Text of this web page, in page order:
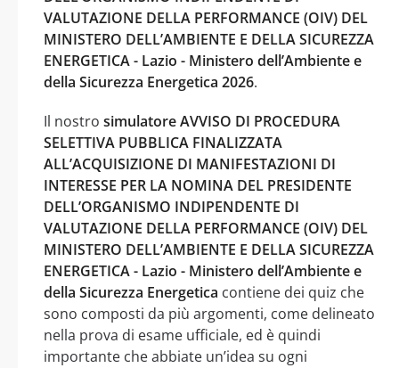
VALUTAZIONE DELLA PERFORMANCE (OIV) DEL
MINISTERO DELL’AMBIENTE E DELLA SICUREZZA
ENERGETICA - Lazio - Ministero dell’Ambiente e
della Sicurezza Energetica 2026.
Il nostro simulatore AVVISO DI PROCEDURA
SELETTIVA PUBBLICA FINALIZZATA
ALL’ACQUISIZIONE DI MANIFESTAZIONI DI
INTERESSE PER LA NOMINA DEL PRESIDENTE
DELL’ORGANISMO INDIPENDENTE DI
VALUTAZIONE DELLA PERFORMANCE (OIV) DEL
MINISTERO DELL’AMBIENTE E DELLA SICUREZZA
ENERGETICA - Lazio - Ministero dell’Ambiente e
della Sicurezza Energetica contiene dei quiz che
sono composti da più argomenti, come delineato
nella prova di esame ufficiale, ed è quindi
importante che abbiate un’idea su ogni